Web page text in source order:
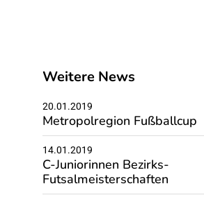
Weitere News
20.01.2019
Metropolregion Fußballcup
14.01.2019
C-Juniorinnen Bezirks-
Futsalmeisterschaften